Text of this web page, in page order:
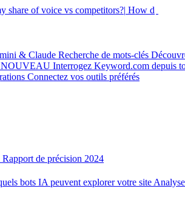
share of voice vs competitors?| How did my
& Claude Recherche de mots-clés
NOUVEAU Interrogez Keyword.com depuis
Connectez vos outils préférés
Rapport de précision 2024
bots IA peuvent explorer votre site